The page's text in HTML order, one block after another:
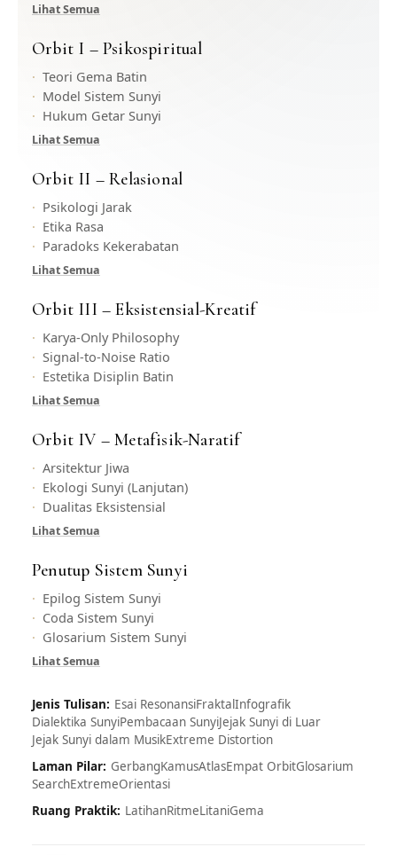
Lihat Semua
Orbit I – Psikospiritual
Teori Gema Batin
Model Sistem Sunyi
Hukum Getar Sunyi
Lihat Semua
Orbit II – Relasional
Psikologi Jarak
Etika Rasa
Paradoks Kekerabatan
Lihat Semua
Orbit III – Eksistensial-Kreatif
Karya-Only Philosophy
Signal-to-Noise Ratio
Estetika Disiplin Batin
Lihat Semua
Orbit IV – Metafisik-Naratif
Arsitektur Jiwa
Ekologi Sunyi (Lanjutan)
Dualitas Eksistensial
Lihat Semua
Penutup Sistem Sunyi
Epilog Sistem Sunyi
Coda Sistem Sunyi
Glosarium Sistem Sunyi
Lihat Semua
Jenis Tulisan: Esai ResonansiFraktalInfografik
Dialektika SunyiPembacaan SunyiJejak Sunyi di Luar
Jejak Sunyi dalam MusikExtreme Distortion
Laman Pilar: GerbangKamusAtlasEmpat OrbitGlosarium
SearchExtremeOrientasi
Ruang Praktik: LatihanRitmeLitaniGema